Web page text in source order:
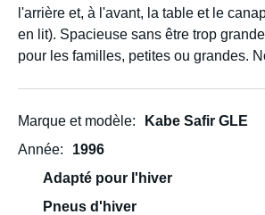
l'arrière et, à l'avant, la table et le
en lit). Spacieuse sans être trop
pour les familles, petites ou grandes.
Voici d'autres atouts :
- Charge utile élevée (240 kg), parfaite
séjours avec des enfants.
Marque et modèle
Kabe Safir GLE
Année
1996
Adapté pour l'hiver
Pneus d'hiver